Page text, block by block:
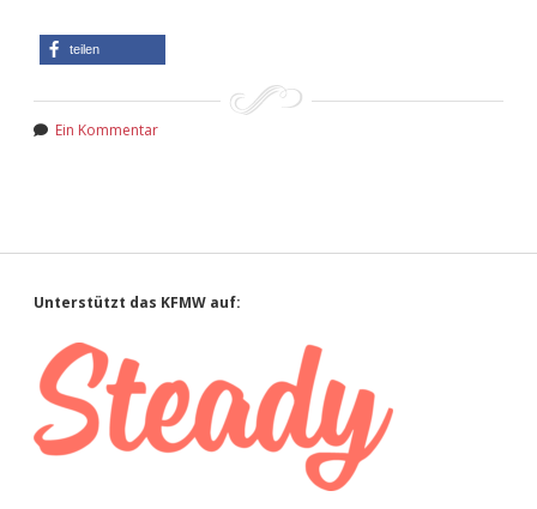
teilen
Ein Kommentar
Sidebar
Unterstützt das KFMW auf: